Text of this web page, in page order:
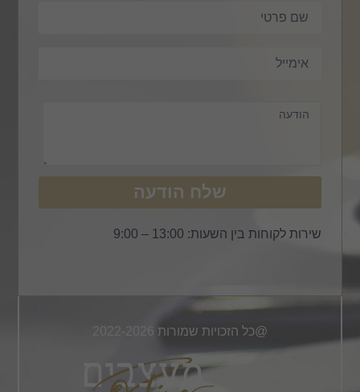
שלח הודעה
שירות לקוחות בין השעות: 13:00 – 9:00
@כל הזכויות שמורות 2022-2026